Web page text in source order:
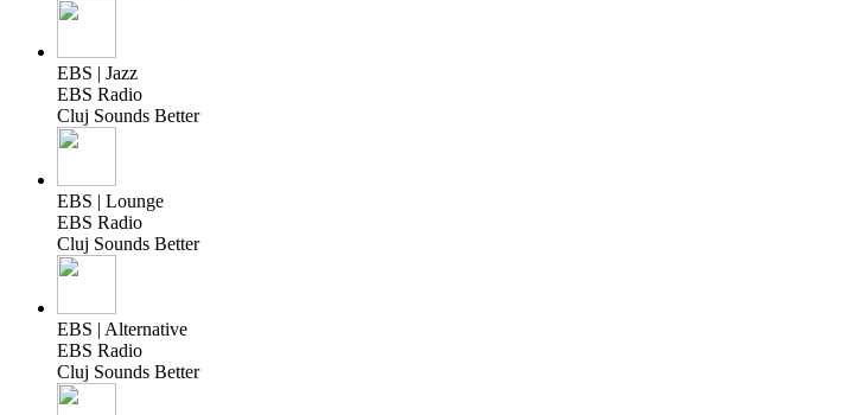
EBS | Jazz
EBS Radio
Cluj Sounds Better
EBS | Lounge
EBS Radio
Cluj Sounds Better
EBS | Alternative
EBS Radio
Cluj Sounds Better